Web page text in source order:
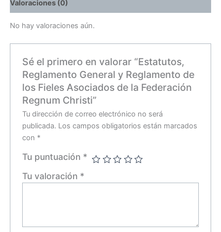
Valoraciones (0)
No hay valoraciones aún.
Sé el primero en valorar “Estatutos,
Reglamento General y Reglamento de
los Fieles Asociados de la Federación
Regnum Christi”
Tu dirección de correo electrónico no será
publicada. Los campos obligatorios están marcados
con *
Tu puntuación *
Tu valoración *